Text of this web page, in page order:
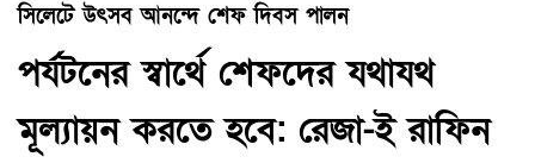
সিলেটে উৎসব আনন্দে শেফ দিবস পালন
পর্যটনের স্বার্থে শেফদের যথাযথ
মূল্যায়ন করতে হবে: রেজা-ই রাফিন